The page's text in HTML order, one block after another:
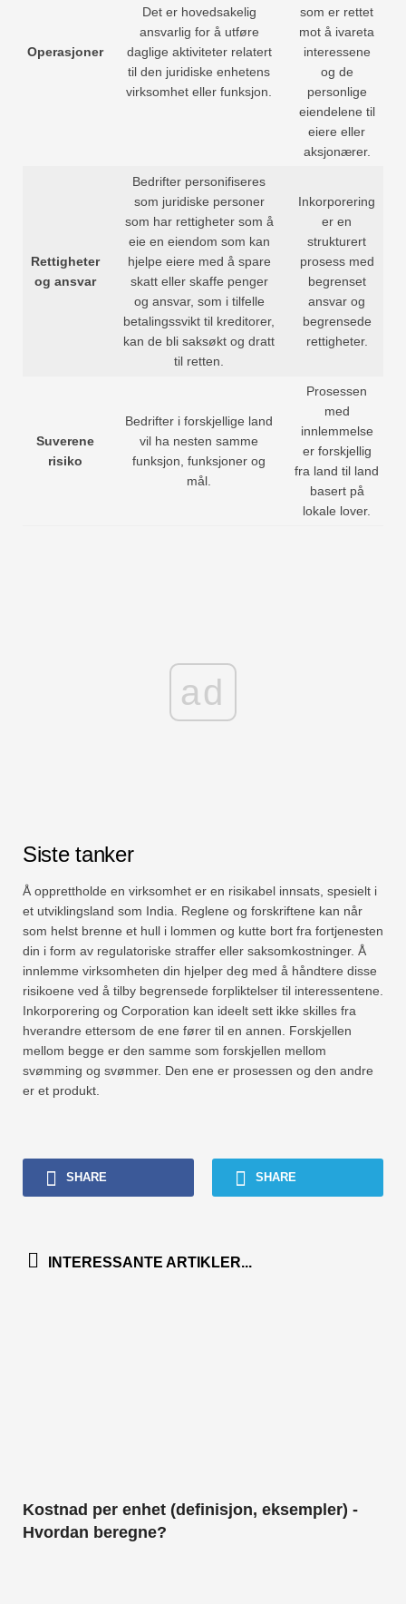
Operasjoner
Det er hovedsakelig
ansvarlig for å utføre
daglige aktiviteter relatert
til den juridiske enhetens
virksomhet eller funksjon.
som er rettet
mot å ivareta
interessene
og de
personlige
eiendelene til
eiere eller
aksjonærer.
Rettigheter
og ansvar
Bedrifter personifiseres
som juridiske personer
som har rettigheter som å
eie en eiendom som kan
hjelpe eiere med å spare
skatt eller skaffe penger
og ansvar, som i tilfelle
betalingssvikt til kreditorer,
kan de bli saksøkt og dratt
til retten.
Inkorporering
er en
strukturert
prosess med
begrenset
ansvar og
begrensede
rettigheter.
Suverene
risiko
Bedrifter i forskjellige land
vil ha nesten samme
funksjon, funksjoner og
mål.
Prosessen
med
innlemmelse
er forskjellig
fra land til land
basert på
lokale lover.
ad
Siste tanker
Å opprettholde en virksomhet er en risikabel innsats, spesielt i
et utviklingsland som India. Reglene og forskriftene kan når
som helst brenne et hull i lommen og kutte bort fra fortjenesten
din i form av regulatoriske straffer eller saksomkostninger. Å
innlemme virksomheten din hjelper deg med å håndtere disse
risikoene ved å tilby begrensede forpliktelser til interessentene.
Inkorporering og Corporation kan ideelt sett ikke skilles fra
hverandre ettersom de ene fører til en annen. Forskjellen
mellom begge er den samme som forskjellen mellom
svømming og svømmer. Den ene er prosessen og den andre
er et produkt.
SHARE SHARE
INTERESSANTE ARTIKLER...
Kostnad per enhet (definisjon, eksempler) -
Hvordan beregne?